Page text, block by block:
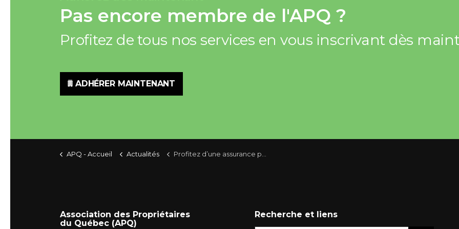
Pas encore membre de l'APQ ?
Profitez de tous nos services en vous inscrivant dès
ADHÉRER MAINTENANT
APQ - Accueil Actualités Profitez d’une assurance personnalisée qui vous permet d’économiser
Association des Propriétaires
du Québec (APQ)
Recherche et liens